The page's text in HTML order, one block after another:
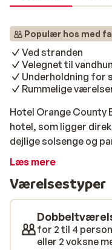
Populær hos med
Ved stranden
Velegnet til
Underholdning for
Rummelige
Hotel Orange
hotel, som ligger
dejlige solsenge og
Belek ligger ca. 5 km
slappe af i den
masser af vandsjov
pools og en
hele dagen for både
kl. 10.00 om
Læs mere
Værelsestyper
for 2 til 4
eller 2 voksne